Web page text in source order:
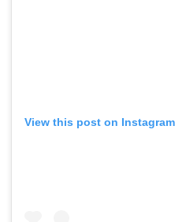
View this post on Instagram